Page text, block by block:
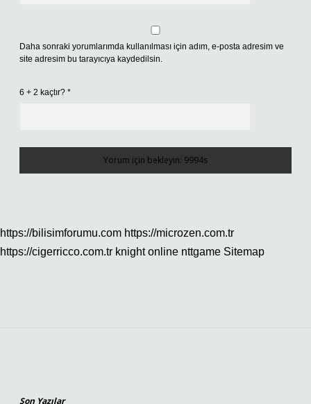
Daha sonraki yorumlarımda kullanılması için adım, e-posta adresim ve
site adresim bu tarayıcıya kaydedilsin.
6 + 2 kaçtır? *
https://bilisimforumu.com https://microzen.com.tr
https://cigerricco.com.tr knight online nttgame Sitemap
Son Yazılar